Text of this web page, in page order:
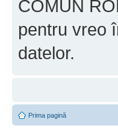
COMUN
pentru vreo
datelor.
Prima pagină